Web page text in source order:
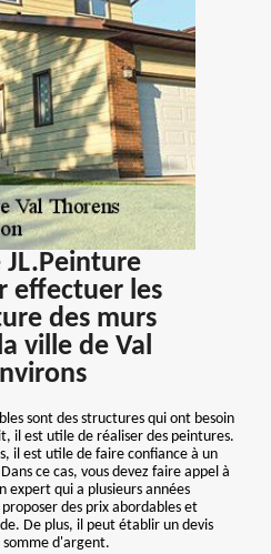
JL.Peinture
effectuer les
des murs
ville de Val
sont des structures qui ont besoin
il est utile de réaliser des peintures.
il est utile de faire confiance à un
ce cas, vous devez faire appel à
expert qui a plusieurs années
des prix abordables et
De plus, il peut établir un devis
somme d'argent.